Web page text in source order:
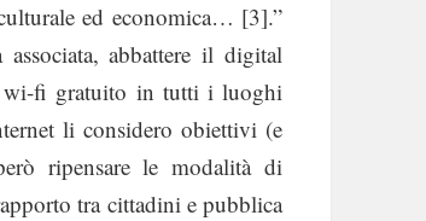
ed economica… [3].”
abbattere il digital
wi-fi gratuito in tutti i luoghi
li considero obiettivi (e
ripensare le modalità di
tra cittadini e pubblica